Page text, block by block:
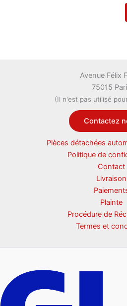
Avenue Félix
75015
(Il n'est pas utilisé
Contactez
Pièces détachées
Politique de
Contact
Livraison
Plainte
Procédure de
Termes et